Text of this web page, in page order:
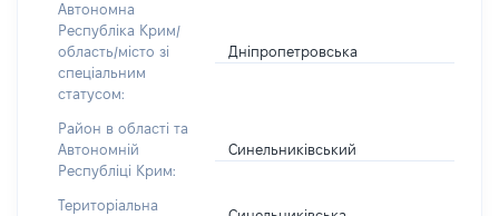
Автономна
Республіка Крим/
область/місто зі
спеціальним
статусом:
Дніпропетровська
Район в області та
Автономній
Республіці Крим:
Синельниківський
Територіальна